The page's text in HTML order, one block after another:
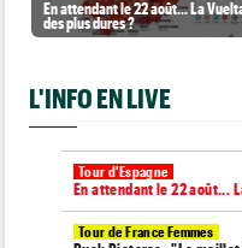
En attendant le 22 août... La
des plus dures ?
L'INFO EN LIVE
Tour d'Espagne
En attendant le 22 août...
Tour de France Femmes